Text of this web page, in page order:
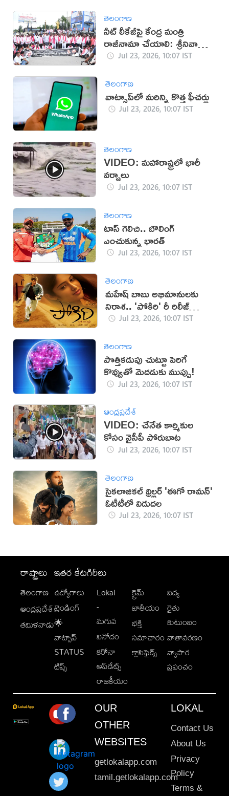
తెలంగాణ
నీట్ లీకేజీపై కేంద్ర మంత్రి
రాజీనామా చేయాలి: శ్రీనివాస్
గౌడ్Jul 23, 2026, 10:07 IST
తెలంగాణ
వాట్సాప్‌లో మరిన్ని కొత్త ఫీచర్లు
Jul 23, 2026, 10:07 IST
తెలంగాణ
VIDEO: మహారాష్ట్రలో భారీ
వర్షాలు
Jul 23, 2026, 10:07 IST
తెలంగాణ
టాస్ గెలిచి.. బౌలింగ్
ఎంచుకున్న భారత్
Jul 23, 2026, 10:07 IST
తెలంగాణ
మహేష్ బాబు అభిమానులకు
నిరాశ.. 'పోకిరి' రీ రిలీజ్
వాయిదా
Jul 23, 2026, 10:07 IST
తెలంగాణ
పొత్తికడుపు చుట్టూ పెరిగే
కొవ్వుతో మెదడుకు ముప్పు!
Jul 23, 2026, 10:07 IST
ఆంధ్రప్రదేశ్
VIDEO: చేనేత కార్మికుల
కోసం వైసీపీ పోరుబాట
Jul 23, 2026, 10:07 IST
తెలంగాణ
సైకలాజికల్ థ్రిల్లర్ 'ఈగో రామన్'
ఓటీటీలో విడుదల
Jul 23, 2026, 10:07 IST
రాష్ట్రాలు
తెలంగాణ
ఆంధ్రప్రదేశ్
తమిళనాడు
ఇతర కేటగిరీలు
ఉద్యోగాలు
ట్రెండింగ్
🌟
వాట్సాప్
STATUS
టిప్స్
Lokal
-
మగువ
వినోదం
కరోనా
అప్‌డేట్స్
రాజకీయం
క్రైమ్
జాతీయం
భక్తి
సమాచారం
క్లాసిఫైడ్స్
విద్య
రైతు
కుటుంబం
వాతావరణం
వ్యాపార
ప్రపంచం
OUR
OTHER
WEBSITES
getlokalapp.com
tamil.getlokalapp.com
LOKAL
Contact Us
About Us
Privacy
Policy
Terms &